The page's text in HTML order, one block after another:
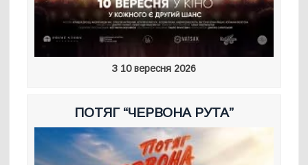
З 10 вересня 2026
ПОТЯГ “ЧЕРВОНА РУТА”